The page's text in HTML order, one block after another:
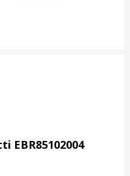
EBR85102004